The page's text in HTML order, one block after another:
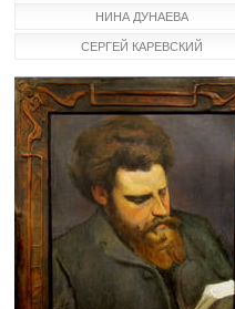
НИНА ДУНАЕВА
СЕРГЕЙ КАРЕВСКИЙ